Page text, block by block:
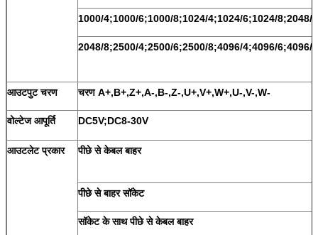
1000/4;1000/6;1000/8;1024/4;1024/6;1024/8;2048/
2048/8;2500/4;2500/6;2500/8;4096/4;4096/6;4096/
आउटपुट चरण चरण A+,B+,Z+,A-,B-,Z-,U+,V+,W+,U-,V-,W-
वोल्टेज आपूर्ति DC5V;DC8-30V
आउटलेट प्रकार पीछे से केबल बाहर
पीछे से बाहर सॉकेट
सॉकेट के साथ पीछे से केबल बाहर